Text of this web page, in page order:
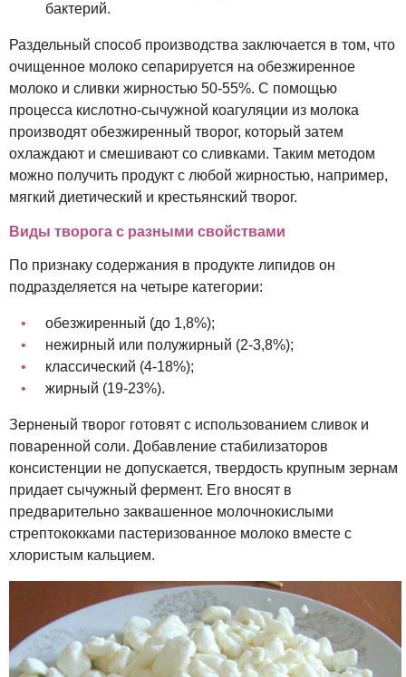
бактерий.
Раздельный способ производства заключается в том, что
очищенное молоко сепарируется на обезжиренное
молоко и сливки жирностью 50-55%. С помощью
процесса кислотно-сычужной коагуляции из молока
производят обезжиренный творог, который затем
охлаждают и смешивают со сливками. Таким методом
можно получить продукт с любой жирностью, например,
мягкий диетический и крестьянский творог.
Виды творога с разными свойствами
По признаку содержания в продукте липидов он
подразделяется на четыре категории:
обезжиренный (до 1,8%);
нежирный или полужирный (2-3,8%);
классический (4-18%);
жирный (19-23%).
Зерненый творог готовят с использованием сливок и
поваренной соли. Добавление стабилизаторов
консистенции не допускается, твердость крупным зернам
придает сычужный фермент. Его вносят в
предварительно заквашенное молочнокислыми
стрептококками пастеризованное молоко вместе с
хлористым кальцием.